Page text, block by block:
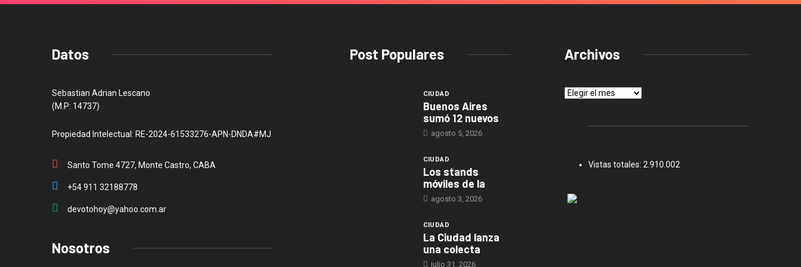
Datos
Sebastian Adrian Lescano
(M.P: 14737)
Propiedad Intelectual: RE-2024-61533276-APN-DNDA#MJ
Santo Tome 4727, Monte Castro, CABA
+54 911 32188778
devotohoy@yahoo.com.ar
Nosotros
Post Populares
CIUDAD
Buenos Aires
sumó 12 nuevos
agosto 5, 2026
CIUDAD
Los stands
móviles de la
agosto 3, 2026
CIUDAD
La Ciudad lanza
una colecta
julio 31, 2026
Archivos
Archivos
Vistas totales: 2.910.002